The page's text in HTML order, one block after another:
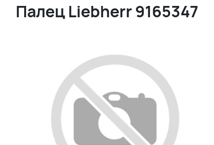
Палец Liebherr 9165347